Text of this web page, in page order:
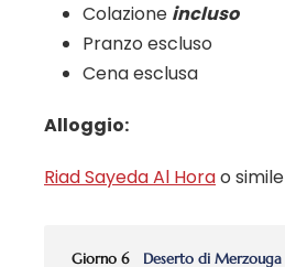
Colazione incluso
Pranzo escluso
Cena esclusa
Alloggio:
Riad Sayeda Al Horao simile
Giorno 6 Deserto di Merzouga